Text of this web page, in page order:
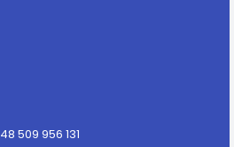
509 956 131